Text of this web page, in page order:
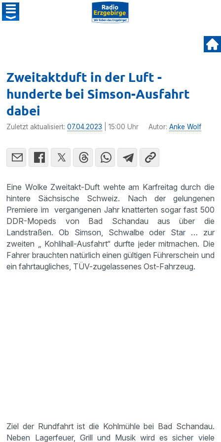
Zweitaktduft in der Luft -
hunderte bei Simson-Ausfahrt
dabei
Zuletzt aktualisiert:07.04.2023 | 15:00 Uhr Autor:Anke Wolf
Eine Wolke Zweitakt-Duft wehte am Karfreitag durch die
hintere Sächsische Schweiz. Nach der gelungenen
Premiere im vergangenen Jahr knatterten sogar fast 500
DDR-Mopeds von Bad Schandau aus über die
Landstraßen. Ob Simson, Schwalbe oder Star … zur
zweiten „ Kohlihall-Ausfahrt“ durfte jeder mitmachen. Die
Fahrer brauchten natürlich einen gültigen Führerschein und
ein fahrtaugliches, TÜV-zugelassenes Ost-Fahrzeug.
Ziel der Rundfahrt ist die Kohlmühle bei Bad Schandau.
Neben Lagerfeuer, Grill und Musik wird es sicher viele